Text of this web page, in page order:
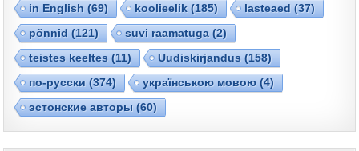
in English (69) koolieelik (185) lasteaed (37)
põnnid (121) suvi raamatuga (2)
teistes keeltes (11) Uudiskirjandus (158)
по-русски (374) українською мовою (4)
эстонские авторы (60)